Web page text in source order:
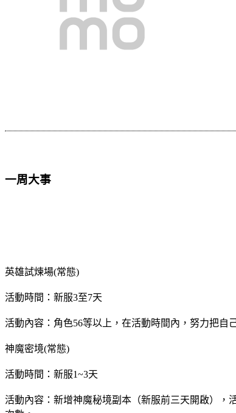
一周大事
英雄試煉場(常態)
活動時間：新服3至7天
活動內容：角色56等以上，在活動時間內，努力把自
神魔密境(常態)
活動時間：新服1~3天
活動內容：新增神魔秘境副本（新服前三天開啟），